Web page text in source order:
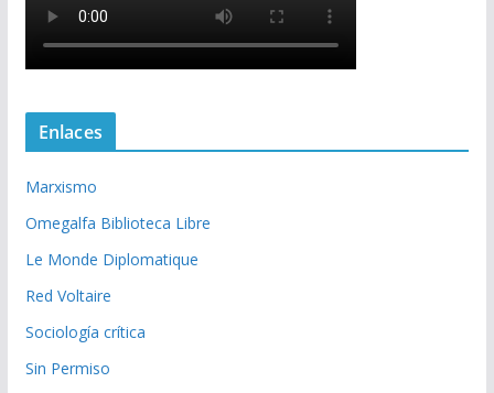
Enlaces
Marxismo
Omegalfa Biblioteca Libre
Le Monde Diplomatique
Red Voltaire
Sociología crítica
Sin Permiso